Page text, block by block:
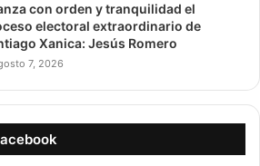
con orden y tranquilidad el
electoral extraordinario de
Xanica: Jesús Romero
7, 2026